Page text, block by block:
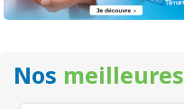
Nos meilleures